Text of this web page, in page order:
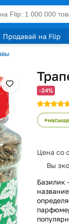
Продавай на Flip
-24%
Цена со
Вы
Базилик